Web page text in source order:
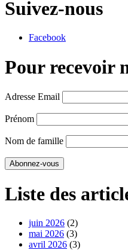
Suivez-nous
Facebook
Pour recevoir
Adresse Email
Prénom
Nom de famille
Liste des
juin 2026 (2)
mai 2026 (3)
avril 2026 (3)